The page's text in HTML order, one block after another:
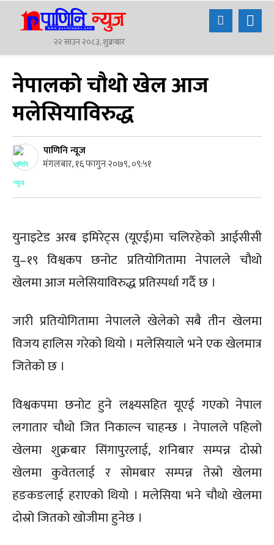
२२ साउन २०८३, शुक्रबार
नेपालको चौथो खेल आज
मलेसियाविरुद्ध
पाणिनि न्यूज
मंगलबार, १६ फागुन २०७९, ०९:५१
युनाइटेड अरब इमिरेट्स (यूएई)मा चलिरहेको आईसीसी
यु–१९ विश्वकप छनोट प्रतियोगितामा नेपालले चौथो
खेलमा आज मलेसियाविरुद्ध प्रतिस्पर्धा गर्दै छ ।
जारी प्रतियोगितामा नेपालले खेलेको सबै तीन खेलमा
विजय हालिस गरेको थियो । मलेसियाले भने एक खेलमात्र
जितेको छ ।
विश्वकपमा छनोट हुने लक्ष्यसहित यूएई गएको नेपाल
लगातार चौथो जित निकाल्न चाहन्छ । नेपालले पहिलो
खेलमा शुक्रबार सिंगापुरलाई, शनिबार सम्पन्न दोस्रो
खेलमा कुवेतलाई र सोमबार सम्पन्न तेस्रो खेलमा
हङकङलाई हराएको थियो । मलेसिया भने चौथो खेलमा
दोस्रो जितको खोजीमा हुनेछ ।